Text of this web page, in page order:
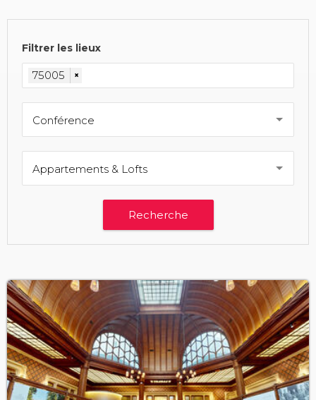
Filtrer les lieux
75005 ×
Conférence
Appartements & Lofts